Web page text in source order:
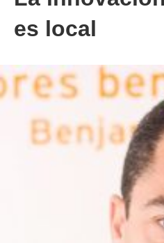
es local